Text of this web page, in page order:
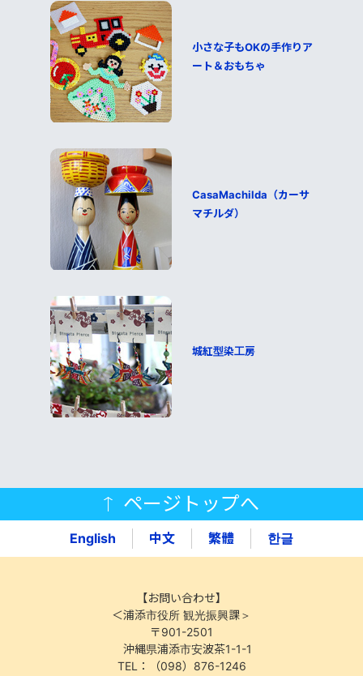
小さな子もOKの手作りア
ート＆おもちゃ
CasaMachilda（カーサ
マチルダ）
城紅型染工房
ページトップへ
English 中文 繁體 한글
【お問い合わせ】
＜浦添市役所 観光振興課＞
〒901-2501
沖縄県浦添市安波茶1-1-1
TEL：（098）876-1246